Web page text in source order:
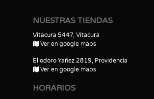
NUESTRAS TIENDAS
Vitacura 5447, Vitacura
Ver en google maps
Eliodoro Yañez 2819, Providencia
Ver en google maps
HORARIOS